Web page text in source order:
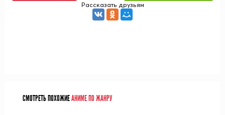
Рассказать друзьям
СМОТРЕТЬ ПОХОЖИЕАНИМЕ ПО ЖАНРУ